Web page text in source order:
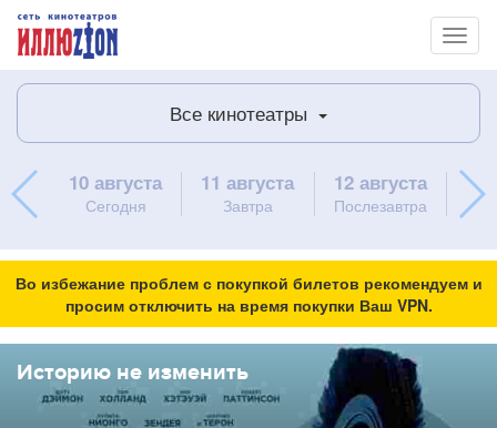
Все кинотеатры
10 августа
Сегодня
11 августа
Завтра
12 августа
Послезавтра
13
Во избежание проблем с покупкой билетов рекомендуем и
просим отключить на время покупки Ваш VPN.
Историю не изменить